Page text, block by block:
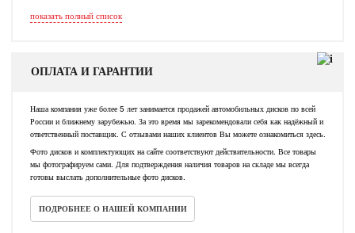
показать полный список
ОПЛАТА И ГАРАНТИИ
Наша компания уже более 5 лет занимается продажей автомобильных дисков по всей
России и ближнему зарубежью. За это время мы зарекомендовали себя как надёжный и
ответственный поставщик. С отзывами наших клиентов Вы можете ознакомиться здесь.
Фото дисков и комплектующих на сайте соответствуют действительности. Все товары
мы фотографируем сами. Для подтверждения наличия товаров на складе мы всегда
готовы выслать дополнительные фото дисков.
ПОДРОБНЕЕ О НАШЕЙ КОМПАНИИ